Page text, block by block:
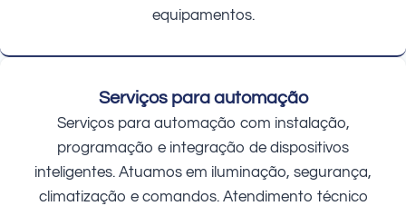
equipamentos.
Serviços para automação
Serviços para automação com instalação,
programação e integração de dispositivos
inteligentes. Atuamos em iluminação, segurança,
climatização e comandos. Atendimento técnico